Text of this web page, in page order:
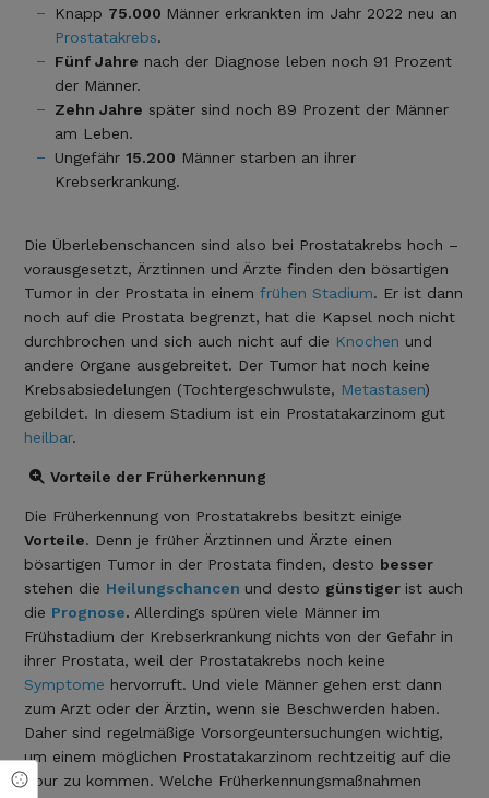
Knapp 75.000 Männer erkrankten im Jahr 2022 neu an
Prostatakrebs.
Fünf Jahre nach der Diagnose leben noch 91 Prozent
der Männer.
Zehn Jahre später sind noch 89 Prozent der Männer
am Leben.
Ungefähr15.200 Männer starben an ihrer
Krebserkrankung.
Die Überlebenschancen sind also bei Prostatakrebs hoch –
vorausgesetzt, Ärztinnen und Ärzte finden den bösartigen
Tumor in der Prostata in einem frühen Stadium. Er ist dann
noch auf die Prostata begrenzt, hat die Kapsel noch nicht
durchbrochen und sich auch nicht auf die Knochen und
andere Organe ausgebreitet. Der Tumor hat noch keine
Krebsabsiedelungen (Tochtergeschwulste, Metastasen)
gebildet. In diesem Stadium ist ein Prostatakarzinom gut
heilbar.
Vorteile der Früherkennung
Die Früherkennung von Prostatakrebs besitzt einige
Vorteile. Denn je früher Ärztinnen und Ärzte einen
bösartigen Tumor in der Prostata finden, desto besser
stehen die Heilungschancen und desto günstiger ist auch
die Prognose. Allerdings spüren viele Männer im
Frühstadium der Krebserkrankung nichts von der Gefahr in
ihrer Prostata, weil der Prostatakrebs noch keine
Symptome hervorruft. Und viele Männer gehen erst dann
zum Arzt oder der Ärztin, wenn sie Beschwerden haben.
Daher sind regelmäßige Vorsorgeuntersuchungen wichtig,
um einem möglichen Prostatakarzinom rechtzeitig auf die
Spur zu kommen. Welche Früherkennungsmaßnahmen
Cookie Einstellungen